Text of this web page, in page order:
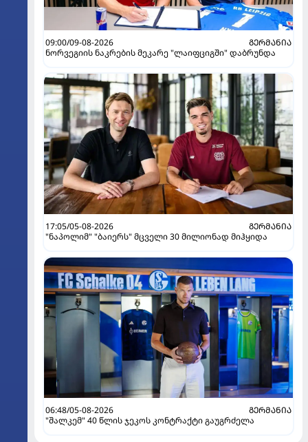
09:00/09-08-2026
ᲒᲔᲠᲛᲐᲜᲘᲐ
ნორვეგიის ნაკრების მეკარე "ლაიფციგში" დაბრუნდა
17:05/05-08-2026
ᲒᲔᲠᲛᲐᲜᲘᲐ
"ნაპოლიმ" "ბაიერს" მცველი 30 მილიონად მიჰყიდა
06:48/05-08-2026
ᲒᲔᲠᲛᲐᲜᲘᲐ
"შალკემ" 40 წლის ჯეკოს კონტრაქტი გაუგრძელა